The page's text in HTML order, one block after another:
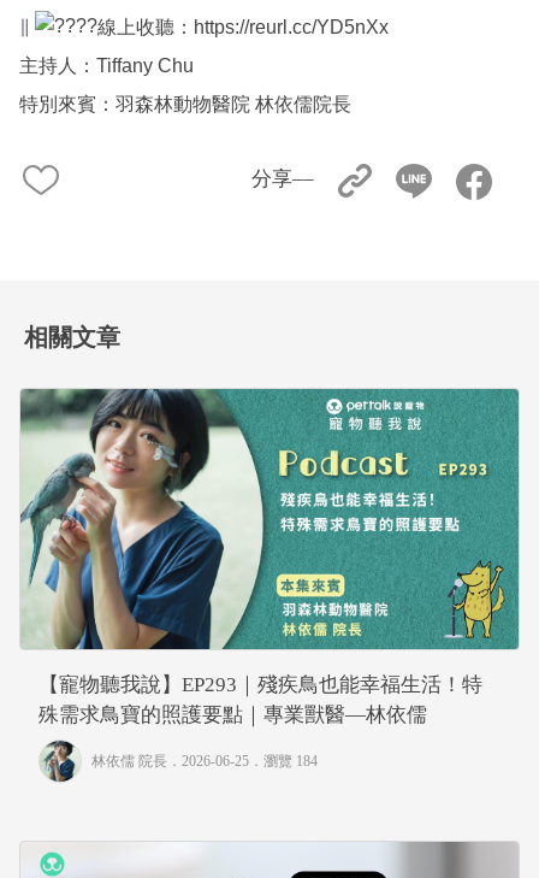
線上收聽： https://reurl.cc/YD5nXx
主持人：Tiffany Chu
特別來賓：羽森林動物醫院 林依儒院長
分享––
相關文章
【寵物聽我說】EP293｜殘疾鳥也能幸福生活！特
殊需求鳥寶的照護要點｜專業獸醫—林依儒
林依儒 院長 ．2026-06-25． 瀏覽 184